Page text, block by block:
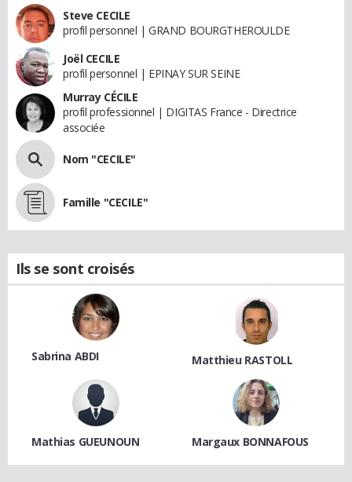
Steve CECILE
profil personnel | GRAND BOURGTHEROULDE
Joël CECILE
profil personnel | EPINAY SUR SEINE
Murray CÉCILE
profil professionnel | DIGITAS France - Directrice
associée
Nom "CECILE"
Famille "CECILE"
Ils se sont croisés
Sabrina ABDI Matthieu RASTOLL
Mathias GUEUNOUN Margaux BONNAFOUS